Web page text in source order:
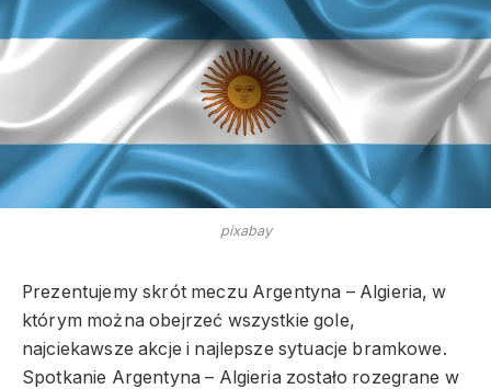
pixabay
Prezentujemy skrót meczu Argentyna – Algieria, w
którym można obejrzeć wszystkie gole,
najciekawsze akcje i najlepsze sytuacje bramkowe.
Spotkanie Argentyna – Algieria zostało rozegrane w